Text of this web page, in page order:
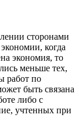
сторонами
когда
экономия, то
меньше тех,
работ по
быть связана
либо с
учтенных при